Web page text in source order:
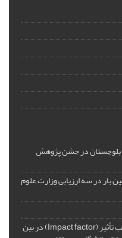
بلوچستان در جشن پژوهش
1401 برای دومین بار در سه ارزیابی وزارت علوم
مجله مخاطرات محیط طبیعی، بالاترین ضریب تأثیر (Impact factor) در بین